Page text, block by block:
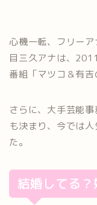
心機一転、フリー
目三久アナは、
番組「マツコ＆有吉
さらに、大手芸能
も決まり、今では
た。
結婚してる？